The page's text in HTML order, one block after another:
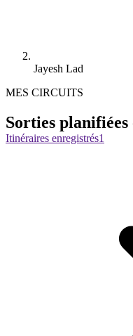
Jayesh Lad
MES CIRCUITS
Sorties planifiées
Itinéraires enregistrés1